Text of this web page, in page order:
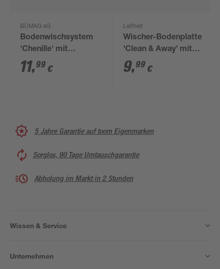
BÜMAG eG
Bodenwischsystem
'Chenille' mit
Teleskopstiel
11,99 €
Leifheit
Wischer-Bodenplatte
'Clean & Away' mit
Click-System 26 cm
9,99 €
5 Jahre Garantie auf toom Eigenmarken
Sorglos, 90 Tage Umtauschgarantie
Abholung im Markt in 2 Stunden
Wissen & Service
Unternehmen